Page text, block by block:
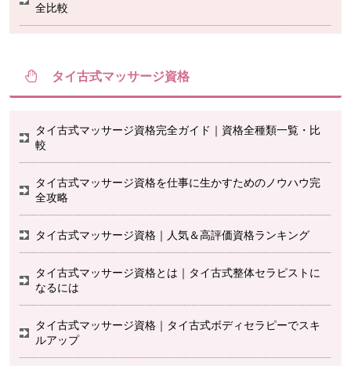
全比較
タイ古式マッサージ資格
タイ古式マッサージ資格完全ガイド｜資格全種類一覧・比
較
タイ古式マッサージ資格を仕事に生かすためのノウハウ完
全攻略
タイ古式マッサージ資格｜人気＆高評価資格ランキング
タイ古式マッサージ資格とは｜タイ古式整体セラピストに
なるには
タイ古式マッサージ資格｜タイ古式ボディセラピーでスキ
ルアップ